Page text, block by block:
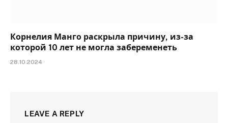
Корнелия Манго раскрыла причину, из-за
которой 10 лет не могла забеременеть
28.10.2024
LEAVE A REPLY